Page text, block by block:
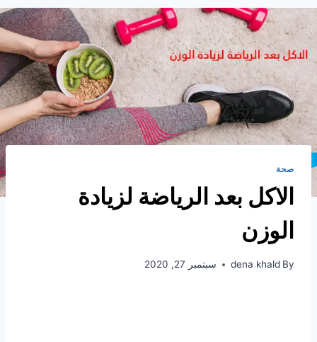
صحة
الاكل بعد الرياضة لزيادة
الوزن
By
dena khald سبتمبر 27, 2020